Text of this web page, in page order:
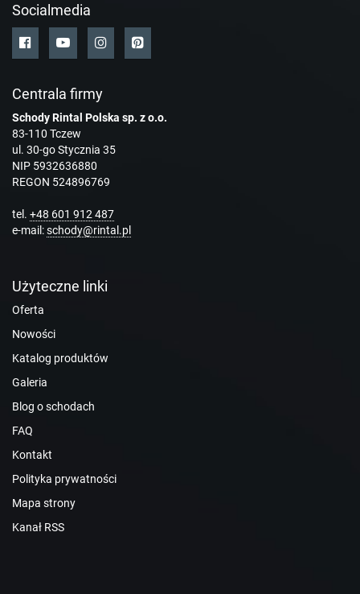
Socialmedia
Centrala firmy
Schody Rintal Polska sp. z o.o.
83-110 Tczew
ul. 30-go Stycznia 35
NIP 5932636880
REGON 524896769
tel. +48 601 912 487
e-mail:schody@rintal.pl
Użyteczne linki
Oferta
Nowości
Katalog produktów
Galeria
Blog o schodach
FAQ
Kontakt
Polityka prywatności
Mapa strony
Kanał RSS